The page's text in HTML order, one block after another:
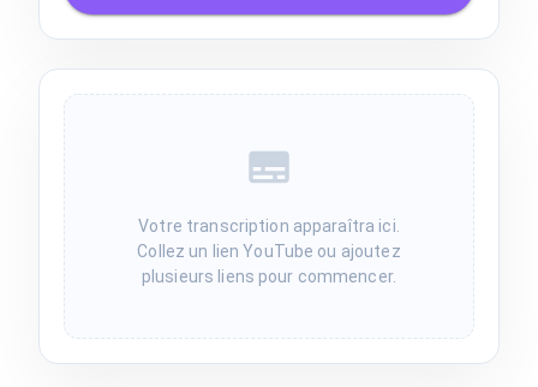
Votre transcription apparaîtra ici.
Collez un lien YouTube ou ajoutez
plusieurs liens pour commencer.